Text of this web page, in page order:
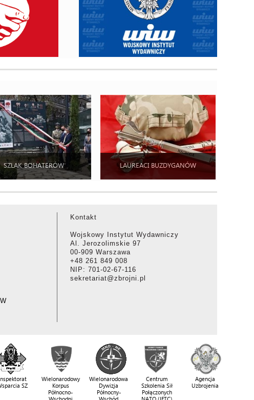
SZLAK BOHATERÓW LAUREACI BUZDYGANÓW
Kontakt
Wojskowy Instytut Wydawniczy
Al. Jerozolimskie 97
00-909 Warszawa
+48 261 849 008
NIP: 701-02-67-116
sekretariat@zbrojni.pl
SZ
Wielonarodowy
Korpus
Północno-
Wielonarodowa
Dywizja
Północny-
Centrum
Szkolenia Sił
Połączonych
Agencja
Uzbrojenia